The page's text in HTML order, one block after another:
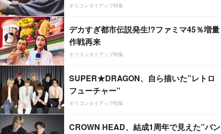
オリコンタイアップ特集
デカすぎ都市伝説発生!?ファミマ45％増量
作戦再来
オリコンタイアップ特集
SUPER★DRAGON、自ら描いた”レトロ
フューチャー”
オリコンタイアップ特集
CROWN HEAD、結成1周年で見えた”バン